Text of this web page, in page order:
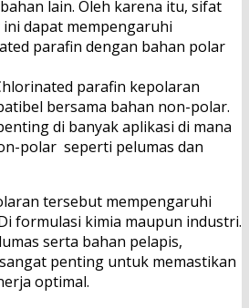
lain. Oleh karena itu, sifat
dapat mempengaruhi
parafin dengan bahan polar
parafin kepolaran
bersama bahan non-polar.
di banyak aplikasi di mana
polar seperti pelumas dan
tersebut mempengaruhi
formulasi kimia maupun industri.
serta bahan pelapis,
penting untuk memastikan
optimal.